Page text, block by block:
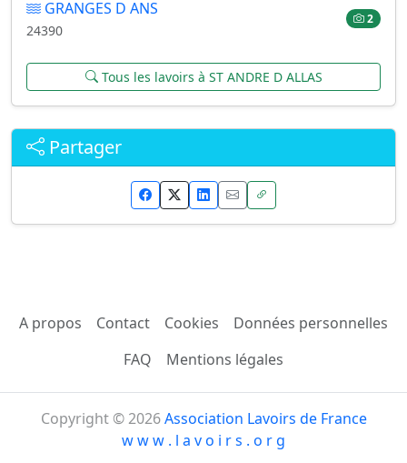
GRANGES D ANS
24390
2
Tous les lavoirs à ST ANDRE D ALLAS
Partager
A propos Contact Cookies
Données personnelles
FAQ
Mentions légales
Copyright © 2026Association Lavoirs de France
w w w . l a v o i r s . o r g